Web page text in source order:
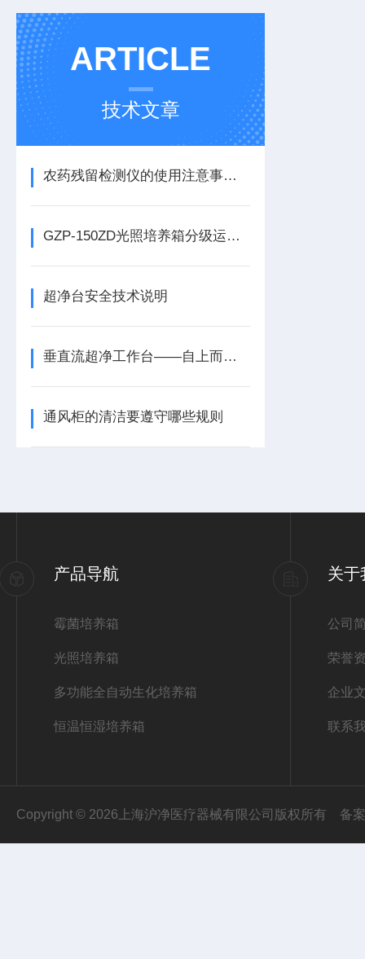
ARTICLE
技术文章
农药残留检测仪的使用注意事项有哪些？
GZP-150ZD光照培养箱分级运维与故障处置技术指南
超净台安全技术说明
垂直流超净工作台——自上而下层流净化技术的原理与实践
通风柜的清洁要遵守哪些规则
产品导航
霉菌培养箱
光照培养箱
多功能全自动生化培养箱
恒温恒湿培养箱
关于
公司
荣誉
企业
联系
Copyright © 2026上海沪净医疗器械有限公司版权所有 备